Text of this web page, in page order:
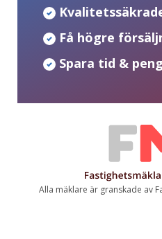
Få högre
Spara tid &
Alla mäklare är granskade av